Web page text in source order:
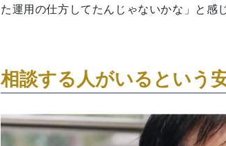
た運用の仕方してたんじゃないかな」と感
相談する人がいるという